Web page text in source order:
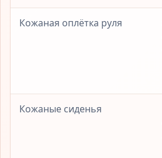
Кожаная оплётка руля
Кожаные сиденья